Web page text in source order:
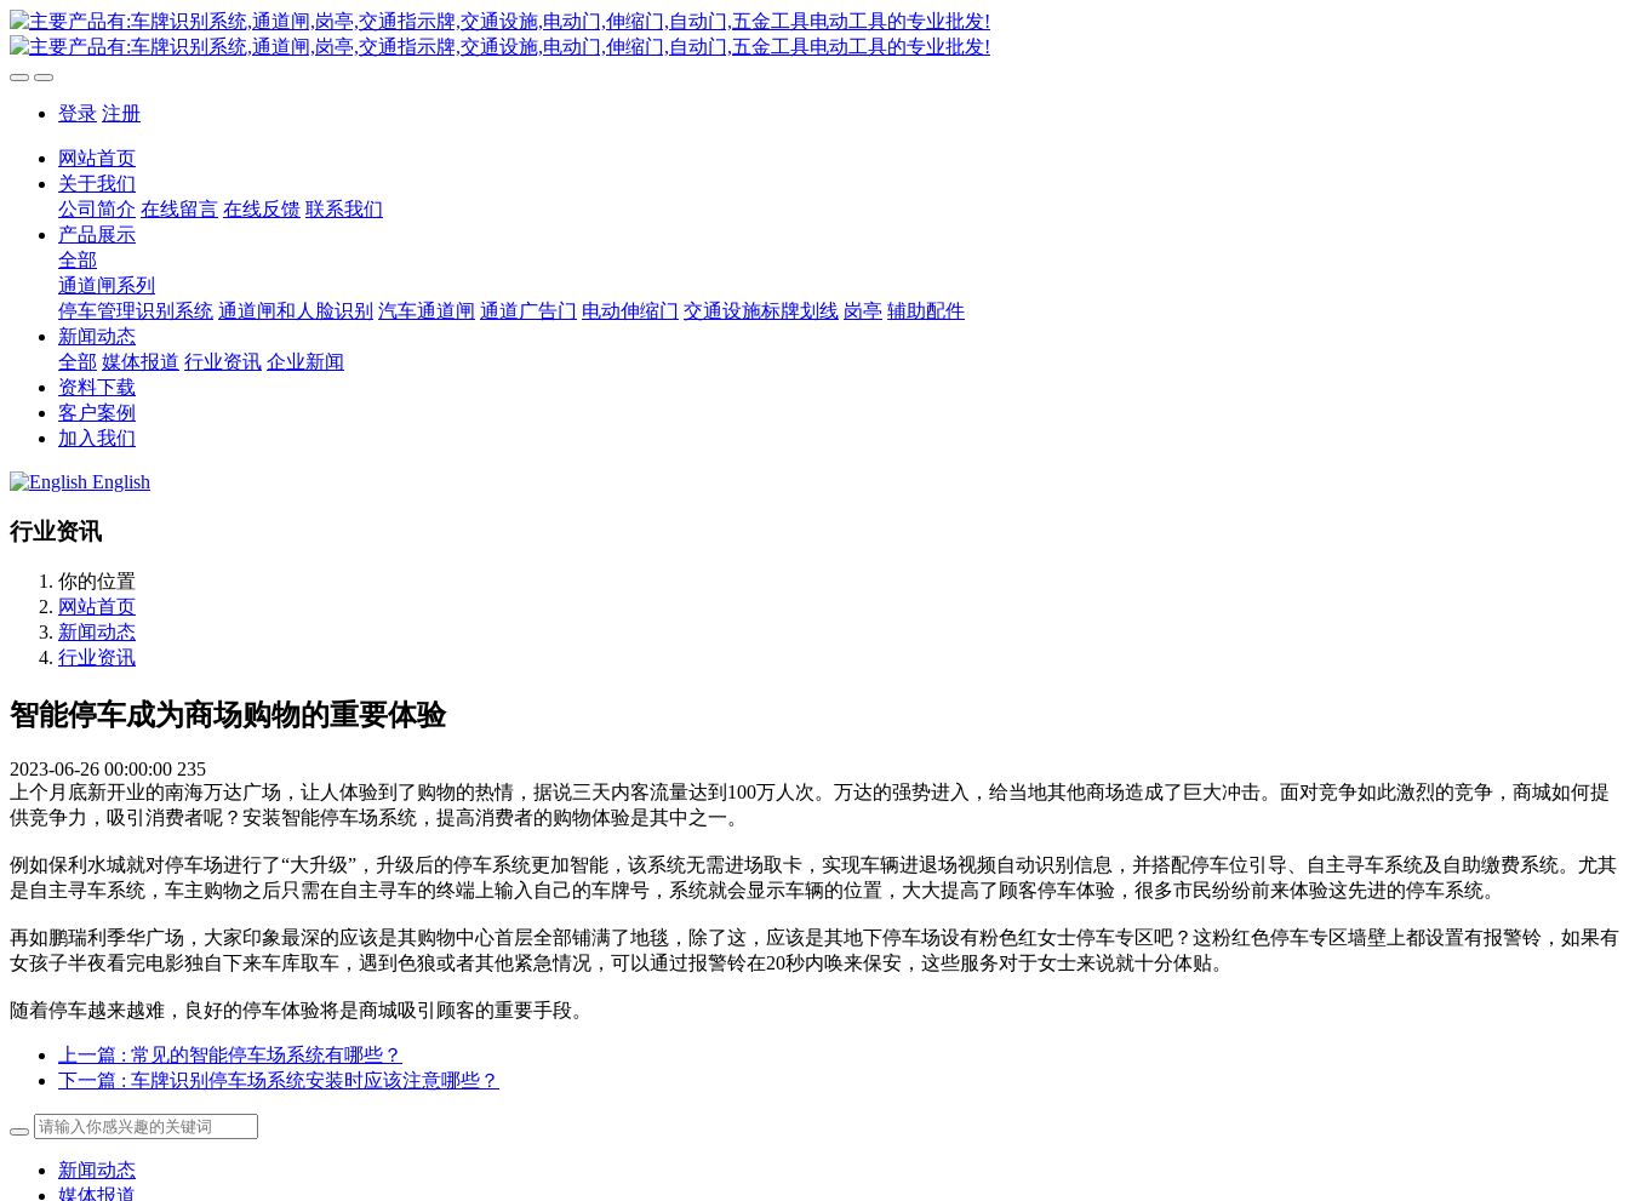
登录 注册
网站首页
关于我们
公司简介 在线留言 在线反馈 联系我们
产品展示
全部
通道闸系列
停车管理识别系统 通道闸和人脸识别 汽车通道闸 通道广告门 电动伸缩门 交通设施标牌划线 岗亭 辅助配件
新闻动态
全部 媒体报道 行业资讯 企业新闻
资料下载
客户案例
加入我们
English
行业资讯
你的位置
网站首页
新闻动态
行业资讯
智能停车成为商场购物的重要体验
2023-06-26 00:00:00 235
上个月底新开业的南海万达广场，让人体验到了购物的热情，据说三天内客流量达到100万人次。万达的强势进入，给当地其他商场造成了巨大冲击。面对竞争如此激烈的竞争，商城如何提
供竞争力，吸引消费者呢？安装智能停车场系统，提高消费者的购物体验是其中之一。
例如保利水城就对停车场进行了“大升级”，升级后的停车系统更加智能，该系统无需进场取卡，实现车辆进退场视频自动识别信息，并搭配停车位引导、自主寻车系统及自助缴费系统。尤其
是自主寻车系统，车主购物之后只需在自主寻车的终端上输入自己的车牌号，系统就会显示车辆的位置，大大提高了顾客停车体验，很多市民纷纷前来体验这先进的停车系统。
再如鹏瑞利季华广场，大家印象最深的应该是其购物中心首层全部铺满了地毯，除了这，应该是其地下停车场设有粉色红女士停车专区吧？这粉红色停车专区墙壁上都设置有报警铃，如果有
女孩子半夜看完电影独自下来车库取车，遇到色狼或者其他紧急情况，可以通过报警铃在20秒内唤来保安，这些服务对于女士来说就十分体贴。
随着停车越来越难，良好的停车体验将是商城吸引顾客的重要手段。
上一篇 : 常见的智能停车场系统有哪些？
下一篇 : 车牌识别停车场系统安装时应该注意哪些？
新闻动态
媒体报道